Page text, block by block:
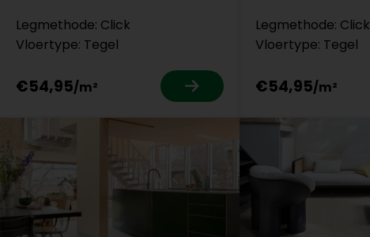
Legmethode: Click
Vloertype: Tegel
€54,95
Legmethode: Click
Vloertype: Tegel
€54,95